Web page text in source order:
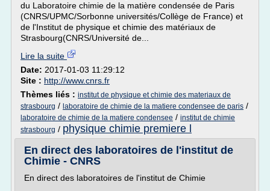
du Laboratoire chimie de la matière condensée de Paris
(CNRS/UPMC/Sorbonne universités/Collège de France) et
de l'Institut de physique et chimie des matériaux de
Strasbourg(CNRS/Université de...
Lire la suite
Date: 2017-01-03 11:29:12
Site : http://www.cnrs.fr
Thèmes liés : institut de physique et chimie des materiaux de
strasbourg / laboratoire de chimie de la matiere condensee de paris /
laboratoire de chimie de la matiere condensee / institut de chimie
strasbourg / physique chimie premiere l
En direct des laboratoires de l'institut de
Chimie - CNRS
En direct des laboratoires de l'institut de Chimie